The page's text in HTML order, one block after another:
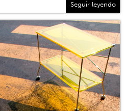
Seguir leyendo